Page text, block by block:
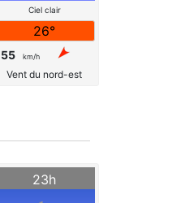
Ciel clair
26°
55 km/h
Vent du nord-est
23h